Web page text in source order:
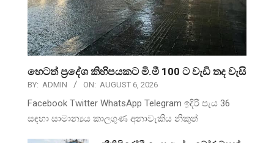
හෙටත් ප්‍රදේශ කිහිපයකට මි.මී 100 ට වැඩි තද වැසි
BY: ADMIN ON: AUGUST 6, 2026
Facebook Twitter WhatsApp Telegram ඉදිරි පැය 36
සඳහා සාමාන්‍යය කාලගුණ අනාවැකිය නිකුත්